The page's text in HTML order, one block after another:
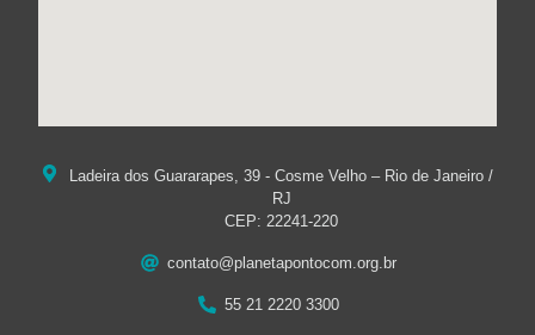
Ladeira dos Guararapes, 39 - Cosme Velho – Rio de Janeiro /
RJ
CEP: 22241-220
contato@planetapontocom.org.br
55 21 2220 3300